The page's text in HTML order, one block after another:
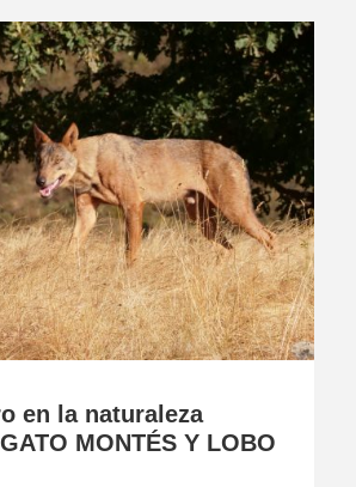
en la naturaleza
MONTÉS Y LOBO